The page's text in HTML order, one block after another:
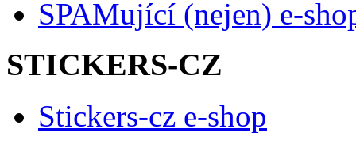
SPAMující (nejen) e-
STICKERS-CZ
Stickers-cz e-shop